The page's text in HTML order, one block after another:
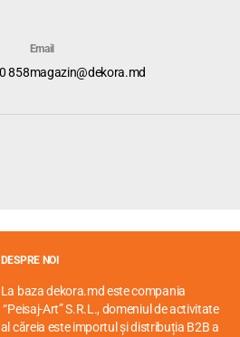
858
Email
magazin@dekora.md
DESPRE NOI
La baza dekora.md este compania
“Peisaj-Art” S.R.L., domeniul de activitate
al căreia este importul și distribuția B2B a